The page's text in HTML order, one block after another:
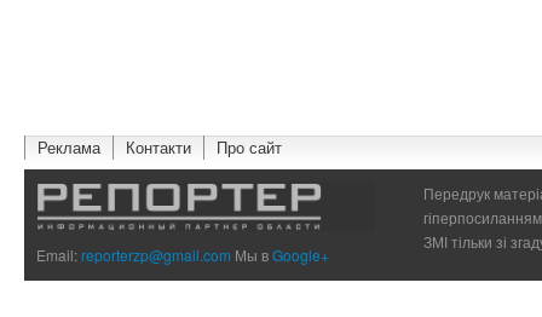
Реклама Контакти Про сайт
Email:reporterzp@gmail.com Мы вGoogle+
Передрук
ЗМІ тільки зі